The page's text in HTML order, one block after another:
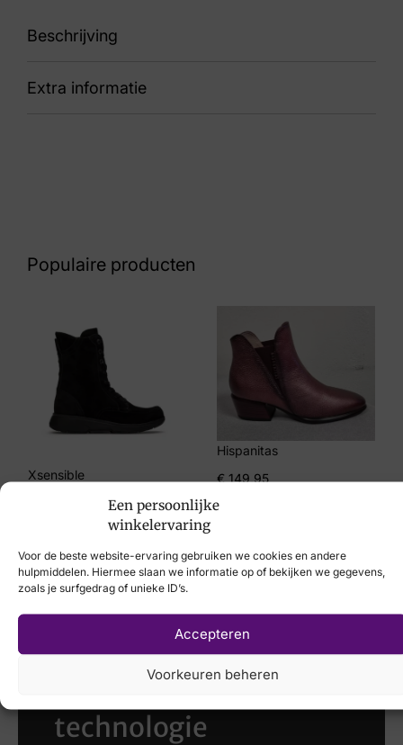
Een persoonlijke
winkelervaring
Voor de beste website-ervaring gebruiken we cookies en andere
hulpmiddelen. Hiermee slaan we informatie op of bekijken we gegevens,
zoals je surfgedrag of unieke ID’s.
Accepteren
Voorkeuren beheren
Beschrijving
91 4142041 Melosana 700 Velour Biscotto
Extra informatie
Merk
Sioux
Artikelnummer
4142041 Melosana 700 Velour Biscotto G
Populaire producten
Xsensible
Hispanitas
€149,95
Laat uw voeten
scannenmet de
nieuwste 3D
technologie